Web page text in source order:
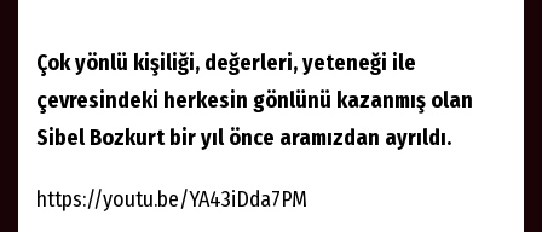
Çok yönlü kişiliği, değerleri, yeteneği ile
çevresindeki herkesin gönlünü kazanmış olan
Sibel Bozkurt bir yıl önce aramızdan ayrıldı.
https://youtu.be/YA43iDda7PM